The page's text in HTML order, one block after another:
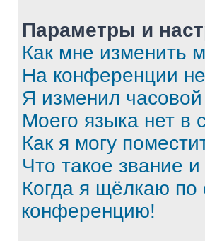
Параметры и
Как мне изменить
На конференции
Я изменил
Моего языка нет в
Как я могу
Что такое звание
Когда я щёлкаю по
конференцию!